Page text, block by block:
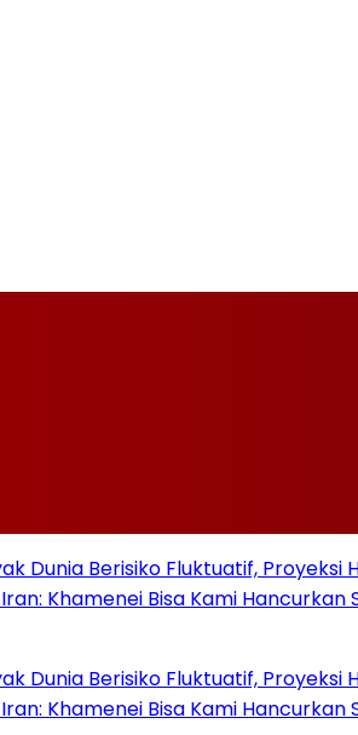
Berisiko Fluktuatif, Proyeksi
Bisa Kami Hancurkan
Berisiko Fluktuatif, Proyeksi
Bisa Kami Hancurkan